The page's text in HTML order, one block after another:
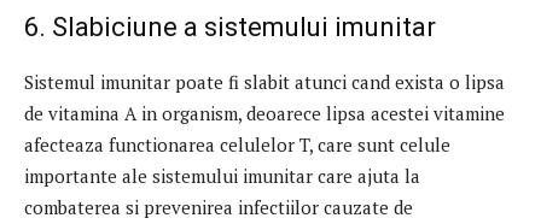
6. Slabiciune a sistemului imunitar
Sistemul imunitar poate fi slabit atunci cand exista o lipsa
de vitamina A in organism, deoarece lipsa acestei vitamine
afecteaza functionarea celulelor T, care sunt celule
importante ale sistemului imunitar care ajuta la
combaterea si prevenirea infectiilor cauzate de